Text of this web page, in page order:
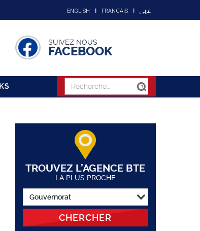
ENGLISH FRANCAIS عربي
SUIVEZ NOUS
FACEBOOK
TROUVEZ L’AGENCE BTE
LA PLUS PROCHE
CHERCHER